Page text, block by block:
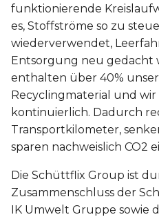
funktionierende
es, Stoffströme so zu
wiederverwendet,
Entsorgung neu gedacht
enthalten über 40%
Recyclingmaterial und wir
kontinuierlich. Dadurch
Transportkilometer,
sparen nachweislich CO2
Die Schüttflix Group ist
Zusammenschluss der
IK Umwelt Gruppe sowie